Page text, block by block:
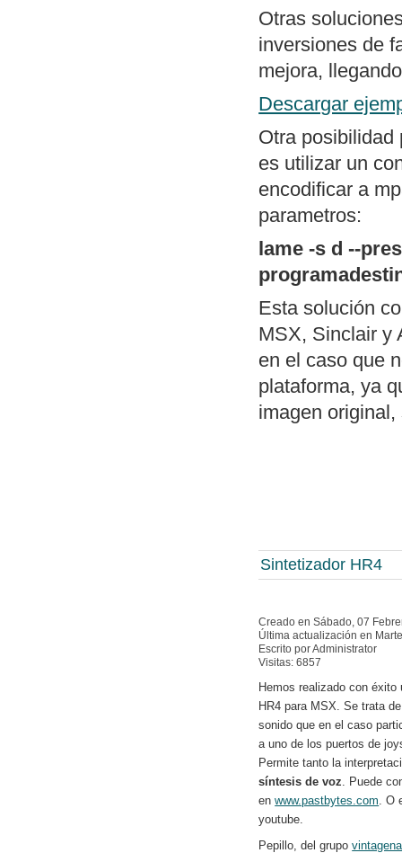
Nueva
aunque
menú al estilo
Mapa
Otras
inversiones de
mejora,
Descargar
Otra posibilidad
es utilizar un
encodificar a
parametros:
lame -s d --
Esta solución
MSX, Sinclair y
en el caso que
plataforma, ya
imagen
Sintetizador HR4
Creado en Sábado, 07
Última actualización en
Escrito por Administrator
Visitas: 6857
Hemos realizado con
HR4 para MSX. Se trata
sonido que en el caso
a uno de los puertos de
Permite tanto la
síntesis de voz. Puede
enwww.pastbytes.com. O
youtube.
Pepillo, del grupo